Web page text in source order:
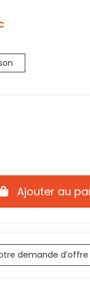
Ajouter au
demande